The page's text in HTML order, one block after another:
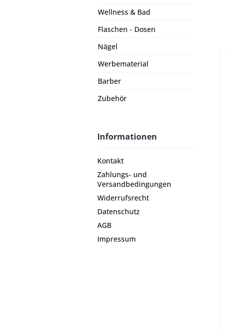
Wellness & Bad
Flaschen - Dosen
Nägel
Werbematerial
Barber
Zubehör
Informationen
Kontakt
Zahlungs- und
Versandbedingungen
Widerrufsrecht
Datenschutz
AGB
Impressum